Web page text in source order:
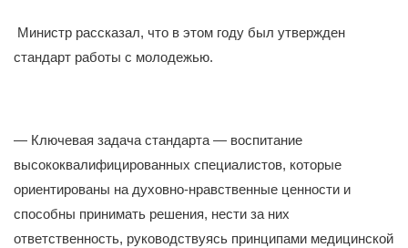
Министр рассказал, что в этом году был утвержден
стандарт работы с молодежью.
— Ключевая задача стандарта — воспитание
высококвалифицированных специалистов, которые
ориентированы на духовно-нравственные ценности и
способны принимать решения, нести за них
ответственность, руководствуясь принципами медицинской